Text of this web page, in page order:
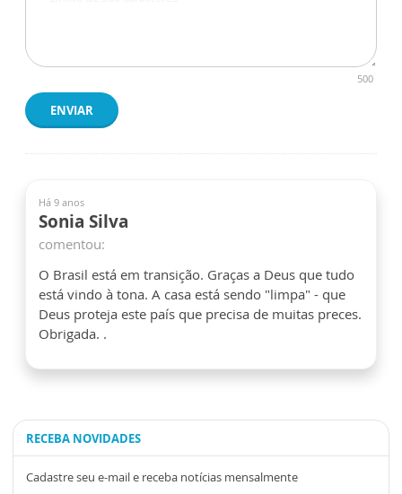
500
ENVIAR
Há 9 anos
Sonia Silva
comentou:
O Brasil está em transição. Graças a Deus que tudo
está vindo à tona. A casa está sendo "limpa" - que
Deus proteja este país que precisa de muitas preces.
Obrigada. .
RECEBA NOVIDADES
Cadastre seu e-mail e receba notícias mensalmente